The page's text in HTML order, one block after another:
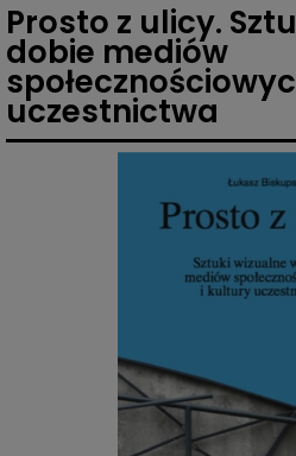
Prosto z ulicy.
dobie mediów
uczestnictwa